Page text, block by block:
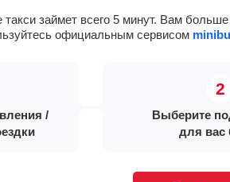
займет всего 5 минут. Вам
официальным сервисом
/
Выберите
для вас